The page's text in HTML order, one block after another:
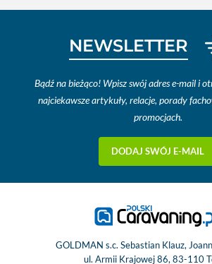
NEWSLETTER
Bądź na bieżąco! Wpisz swój adres e-mail i
najciekawsze artykuły, relacje, porady
promocjach.
DODAJ SWÓJ E-MAIL
GOLDMAN s.c. Sebastian Klauz,
ul. Armii Krajowej 86, 83-110